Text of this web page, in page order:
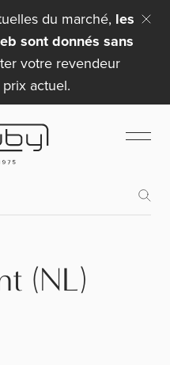
du marché, les
sont donnés sans
votre revendeur
actuel.
(NL)